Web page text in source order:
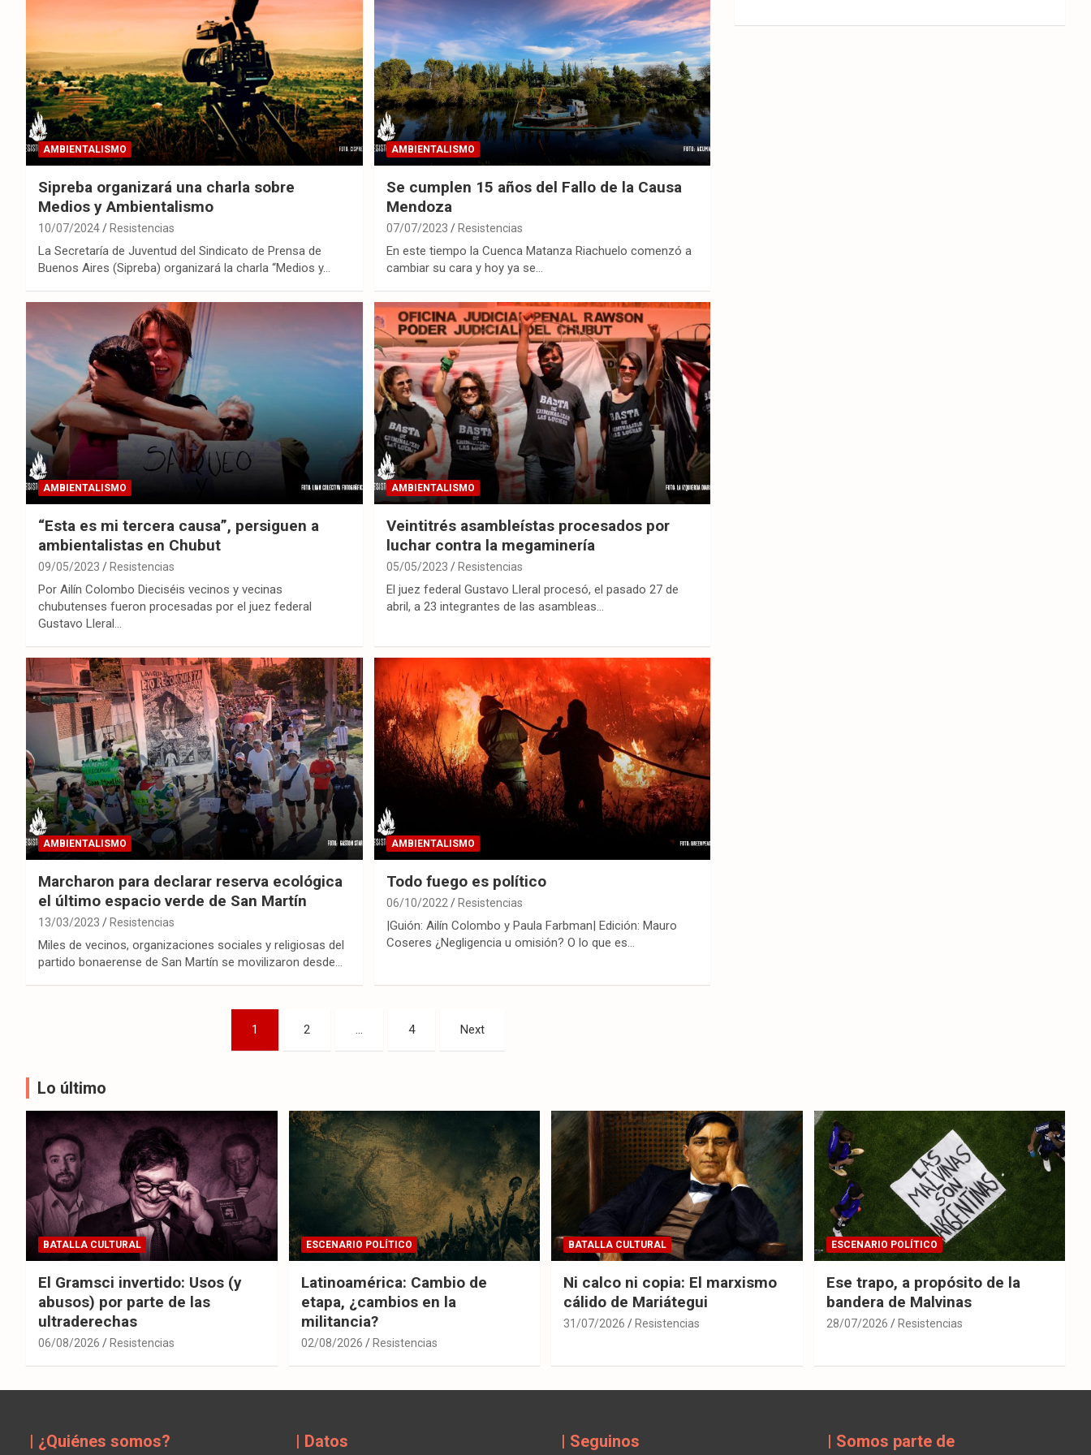
AMBIENTALISMO
Sipreba organizará una charla sobre
Medios y Ambientalismo
10/07/2024 Resistencias
La Secretaría de Juventud del Sindicato de Prensa de
Buenos Aires (Sipreba) organizará la charla “Medios y…
AMBIENTALISMO
Se cumplen 15 años del Fallo de la Causa
Mendoza
07/07/2023 Resistencias
En este tiempo la Cuenca Matanza Riachuelo comenzó a
cambiar su cara y hoy ya se…
AMBIENTALISMO
“Esta es mi tercera causa”, persiguen a
ambientalistas en Chubut
09/05/2023 Resistencias
Por Ailín Colombo Dieciséis vecinos y vecinas
chubutenses fueron procesadas por el juez federal
Gustavo Lleral…
AMBIENTALISMO
Veintitrés asambleístas procesados por
luchar contra la megaminería
05/05/2023 Resistencias
El juez federal Gustavo Lleral procesó, el pasado 27 de
abril, a 23 integrantes de las asambleas…
AMBIENTALISMO
Marcharon para declarar reserva ecológica
el último espacio verde de San Martín
13/03/2023 Resistencias
Miles de vecinos, organizaciones sociales y religiosas del
partido bonaerense de San Martín se movilizaron desde…
AMBIENTALISMO
Todo fuego es político
06/10/2022 Resistencias
|Guión: Ailín Colombo y Paula Farbman| Edición: Mauro
Coseres ¿Negligencia u omisión? O lo que es…
entradas
1 2 … 4 Next
Lo último
BATALLA CULTURAL
El Gramsci invertido: Usos (y
abusos) por parte de las
ultraderechas
06/08/2026 Resistencias
ESCENARIO POLÍTICO
Latinoamérica: Cambio de
etapa, ¿cambios en la
militancia?
02/08/2026 Resistencias
BATALLA CULTURAL
Ni calco ni copia: El marxismo
cálido de Mariátegui
31/07/2026 Resistencias
ESCENARIO POLÍTICO
Ese trapo, a propósito de la
bandera de Malvinas
28/07/2026 Resistencias
| ¿Quiénes somos? | Datos | Seguinos | Somos parte de